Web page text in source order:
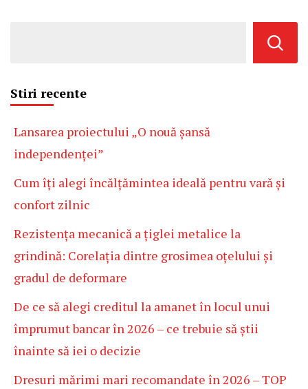
Stiri recente
Lansarea proiectului „O nouă șansă
independenței”
Cum îți alegi încălțămintea ideală pentru vară și
confort zilnic
Rezistența mecanică a țiglei metalice la
grindină: Corelația dintre grosimea oțelului și
gradul de deformare
De ce să alegi creditul la amanet în locul unui
împrumut bancar în 2026 – ce trebuie să știi
înainte să iei o decizie
Dresuri mărimi mari recomandate în 2026 – TOP